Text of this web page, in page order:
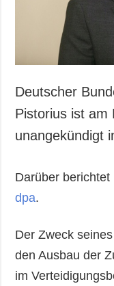
Gesellschaft
Kultur
Sport
Kriminalität
Notstand und
ZUSÄTZLICH
Interview
Deutscher
Pistorius ist am
unangekündigt
Darüber
dpa.
Der Zweck
den Ausbau der
im